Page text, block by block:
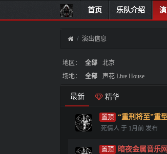
首页 乐队介绍
演出信息
地区： 全部
北京
场地：
全部 声花 Live House
最新 精华
“重刑将至”重
死情人 于 1月前 发布
暗夜金属音乐